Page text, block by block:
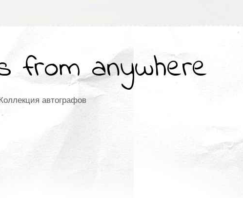
from anywhere
автографов